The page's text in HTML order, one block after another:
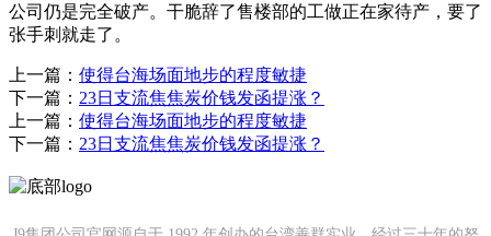
公司仍是完全破产。干脆辞了售楼部的工做正在家待产，要了
张手刺就走了。
上一篇： 使得台海场面地步的程度敏捷
下一篇： 23日支流焦焦炭价钱发函提涨？
上一篇： 使得台海场面地步的程度敏捷
下一篇： 23日支流焦焦炭价钱发函提涨？